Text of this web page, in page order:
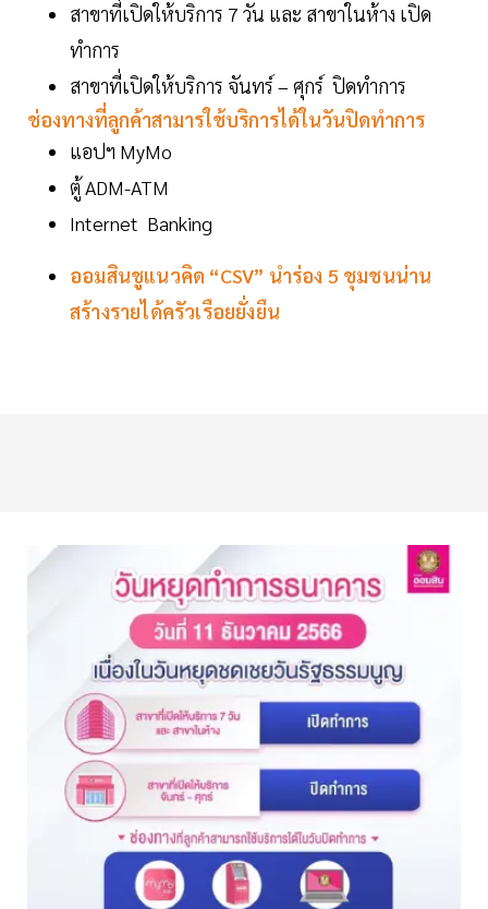
สาขาที่เปิดให้บริการ 7 วัน และ สาขาในห้าง เปิด
ทำการ
สาขาที่เปิดให้บริการ จันทร์ – ศุกร์ ปิดทำการ
ช่องทางที่ลูกค้าสามารใช้บริการได้ในวันปิดทำการ
แอปฯ MyMo
ตู้ ADM-ATM
Internet Banking
ออมสินชูแนวคิด “CSV” นำร่อง 5 ชุมชนน่าน
สร้างรายได้ครัวเรือยยั่งยืน